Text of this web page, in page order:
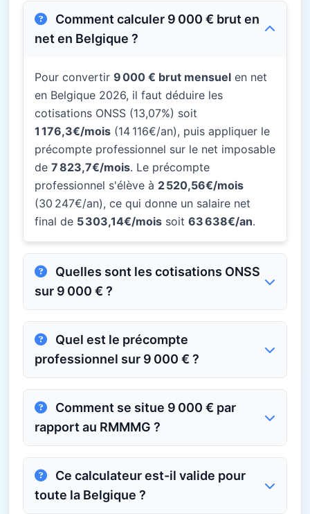
net en Belgique ?
Pour convertir 9 000 € brut mensuel en net
en Belgique 2026, il faut déduire les
cotisations ONSS (13,07%) soit
1 176,3€/mois (14 116€/an), puis appliquer le
précompte professionnel sur le net imposable
de 7 823,7€/mois. Le précompte
professionnel s'élève à 2 520,56€/mois
(30 247€/an), ce qui donne un salaire net
final de 5 303,14€/mois soit 63 638€/an.
sur 9 000 € ?
professionnel sur 9 000 € ?
rapport au RMMMG ?
toute la Belgique ?